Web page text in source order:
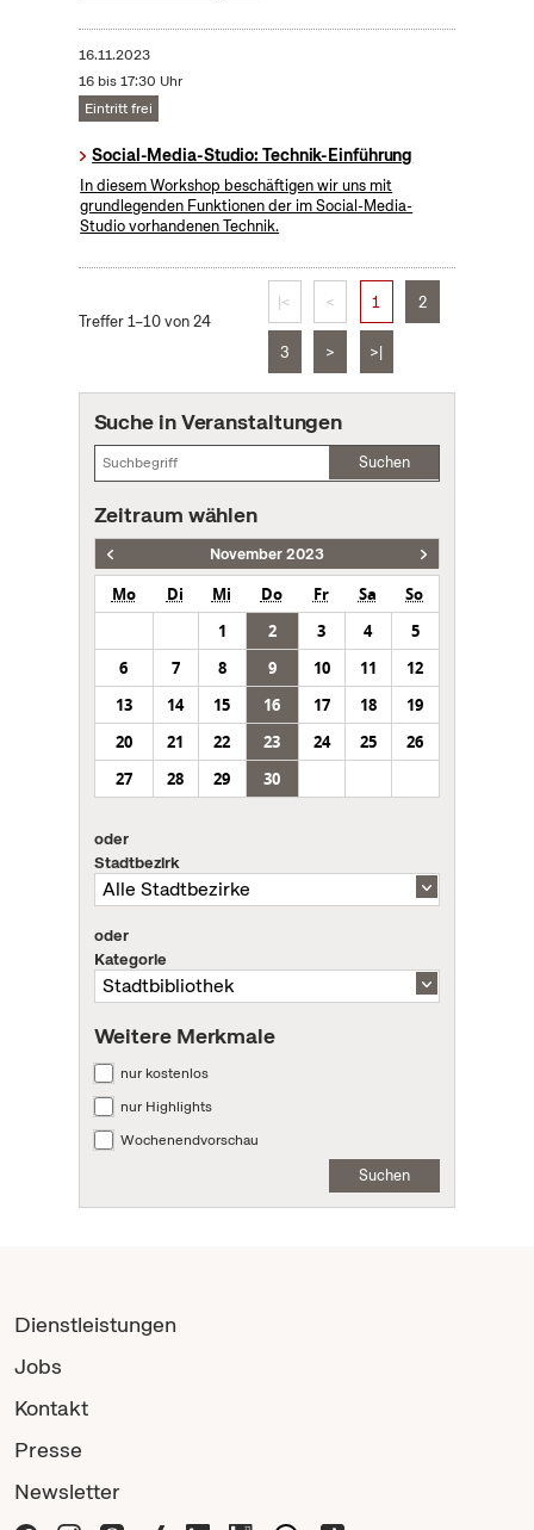
16.11.2023
16 bis 17:30 Uhr
Eintritt frei
Social-Media-Studio: Technik-Einführung
In diesem Workshop beschäftigen wir uns mit
grundlegenden Funktionen der im Social-Media-
Studio vorhandenen Technik.
Treffer 1–10 von 24
|< < 1 2
3 > >|
Suche in Veranstaltungen
Suchen
Zeitraum wählen
November 2023
Mo Di Mi Do Fr Sa
So
1
2 3 4
5
6
7 8 9 10 11
12
13
14 15 16 17 18
19
20
21 22 23 24 25
26
27
28 29 30
oder
Stadtbezirk
oder
Kategorie
Weitere Merkmale
nur kostenlos
nur Highlights
Wochenendvorschau
Suchen
Dienstleistungen
Jobs
Kontakt
Presse
Newsletter